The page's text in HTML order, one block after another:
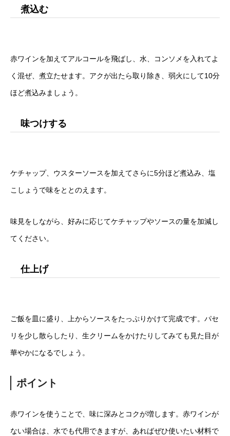
煮込む
赤ワインを加えてアルコールを飛ばし、水、コンソメを入れてよ
く混ぜ、煮立たせます。アクが出たら取り除き、弱火にして10分
ほど煮込みましょう。
味つけする
ケチャップ、ウスターソースを加えてさらに5分ほど煮込み、塩
こしょうで味をととのえます。
味見をしながら、好みに応じてケチャップやソースの量を加減し
てください。
仕上げ
ご飯を皿に盛り、上からソースをたっぷりかけて完成です。パセ
リを少し散らしたり、生クリームをかけたりしてみても見た目が
華やかになるでしょう。
ポイント
赤ワインを使うことで、味に深みとコクが増します。赤ワインが
ない場合は、水でも代用できますが、あればぜひ使いたい材料で